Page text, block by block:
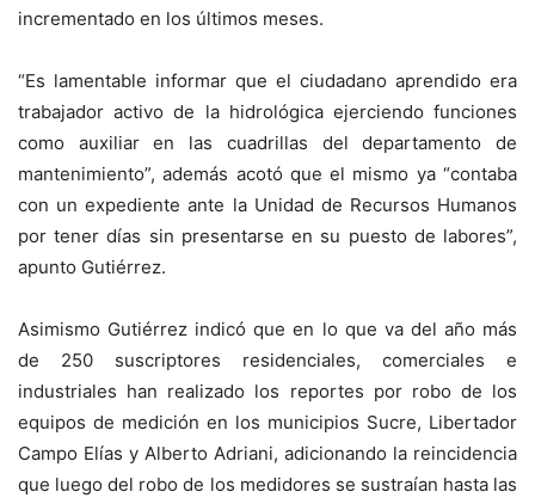
incrementado en los últimos meses.
“Es lamentable informar que el ciudadano aprendido era
trabajador activo de la hidrológica ejerciendo funciones
como auxiliar en las cuadrillas del departamento de
mantenimiento”, además acotó que el mismo ya “contaba
con un expediente ante la Unidad de Recursos Humanos
por tener días sin presentarse en su puesto de labores”,
apunto Gutiérrez.
Asimismo Gutiérrez indicó que en lo que va del año más
de 250 suscriptores residenciales, comerciales e
industriales han realizado los reportes por robo de los
equipos de medición en los municipios Sucre, Libertador
Campo Elías y Alberto Adriani, adicionando la reincidencia
que luego del robo de los medidores se sustraían hasta las